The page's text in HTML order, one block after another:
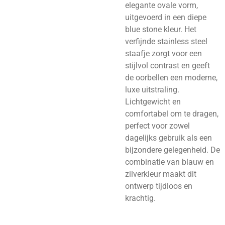
elegante ovale vorm,
uitgevoerd in een diepe
blue stone kleur. Het
verfijnde stainless steel
staafje zorgt voor een
stijlvol contrast en geeft
de oorbellen een moderne,
luxe uitstraling.
Lichtgewicht en
comfortabel om te dragen,
perfect voor zowel
dagelijks gebruik als een
bijzondere gelegenheid. De
combinatie van blauw en
zilverkleur maakt dit
ontwerp tijdloos en
krachtig.